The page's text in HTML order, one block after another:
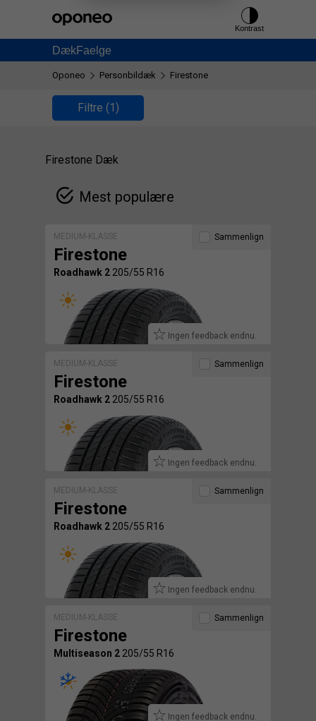
DækFaelge
Kontrast
Oponeo Personbildæk Firestone
Filtre (1)
Firestone Dæk
Mest populære
MEDIUM-KLASSE
Firestone
Roadhawk 2 205/55 R16
Ingen feedback endnu.
Sammenlign
MEDIUM-KLASSE
Firestone
Roadhawk 2 205/55 R16
Ingen feedback endnu.
Sammenlign
MEDIUM-KLASSE
Firestone
Roadhawk 2 205/55 R16
Ingen feedback endnu.
Sammenlign
MEDIUM-KLASSE
Firestone
Multiseason 2 205/55 R16
Ingen feedback endnu.
Sammenlign